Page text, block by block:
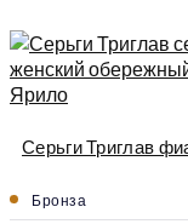
Серьги Триглав
Бронза